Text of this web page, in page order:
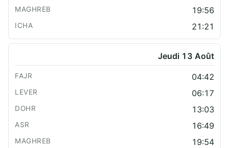
19:56
21:21
Jeudi 13 Août
04:42
06:17
13:03
16:49
19:54